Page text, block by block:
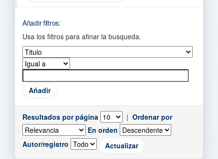
Añadir filtros:
Usa los filtros para afinar la busqueda.
Resultados por página | Ordenar por
En orden
Autor/registro